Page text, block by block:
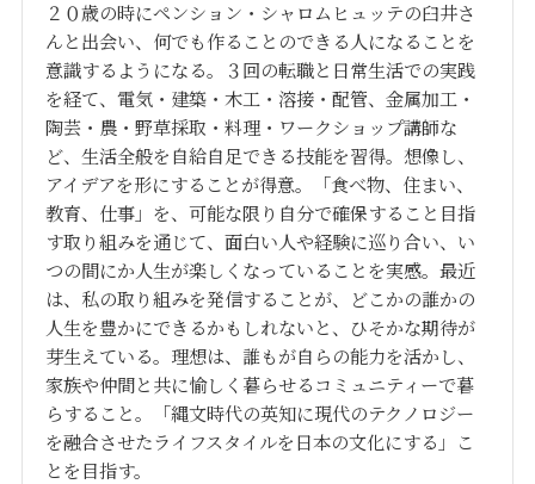
２０歳の時にペンション・シャロムヒュッテの臼井さ
んと出会い、何でも作ることのできる人になることを
意識するようになる。３回の転職と日常生活での実践
を経て、電気・建築・木工・溶接・配管、金属加工・
陶芸・農・野草採取・料理・ワークショップ講師な
ど、生活全般を自給自足できる技能を習得。想像し、
アイデアを形にすることが得意。「食べ物、住まい、
教育、仕事」を、可能な限り自分で確保すること目指
す取り組みを通じて、面白い人や経験に巡り合い、い
つの間にか人生が楽しくなっていることを実感。最近
は、私の取り組みを発信することが、どこかの誰かの
人生を豊かにできるかもしれないと、ひそかな期待が
芽生えている。理想は、誰もが自らの能力を活かし、
家族や仲間と共に愉しく暮らせるコミュニティーで暮
らすること。「縄文時代の英知に現代のテクノロジー
を融合させたライフスタイルを日本の文化にする」こ
とを目指す。